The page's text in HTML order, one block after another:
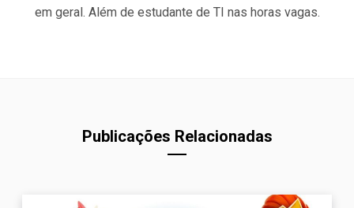
em geral. Além de estudante de TI nas horas vagas.
Publicações Relacionadas